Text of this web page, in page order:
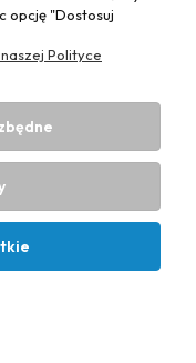
| ul. Chorzowska
| E-mail:
opcję "Dostosuj
Polityce